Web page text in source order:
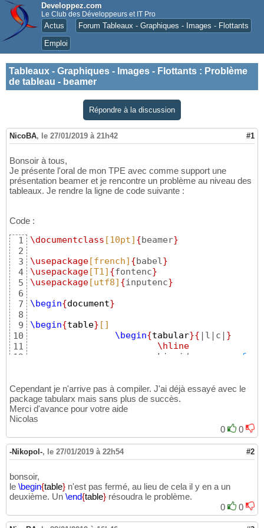
Developpez.com
Le Club des Développeurs et IT Pro
Actus
Forum Tableaux - Graphiques - Images - Flottants
Emploi
Tableaux - Graphiques - Images - Flottants : Problème
de tableau - beamer
Répondre à la discussion
NicoBA, le 27/01/2019 à 21h42 #1
Bonsoir à tous,
Je présente l'oral de mon TPE avec comme support une
présentation beamer et je rencontre un problème au niveau des
tableaux. Je rendre la ligne de code suivante :
Code :
1
2
3
4
5
6
7
8
9
10
11
12
15
16
17
18
20
21
23
24
25
\documentclass [10pt] {beamer}
\usepackage [french] {babel}
\usepackage [T1] {fontenc}
\usepackage [utf8] {inputenc}
\begin{document}
\begin{table} []
\begin{tabular}{ |l|c| }
\hline
&
\hline
			Ester éthylique
&
\end{tabular}
\begin {table}
Cependant je n'arrive pas à compiler. J'ai déjà essayé avec le
package tabularx mais sans plus de succès.
Merci d'avance pour votre aide
Nicolas
0
0
-Nikopol-, le 27/01/2019 à 22h54 #2
bonsoir,
le \begin{table} n'est pas fermé, au lieu de cela il y en a un
deuxième. Un \end{table} résoudra le problème.
0
0